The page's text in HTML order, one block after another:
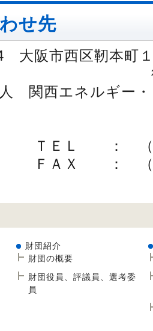
せ先
大阪市西区靭本町
関西エネルギー
ＴＥＬ ： （
ＦＡＸ ： （
財団紹介
財団の概要
財団役員、評議員、選考委
員